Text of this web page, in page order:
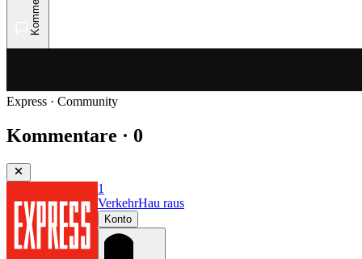
Express · Community
Kommentare · 0
1
VerkehrHau raus
Konto